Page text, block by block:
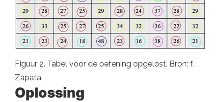
Figuur 2. Tabel voor de oefening opgelost. Bron: f.
Zapata.
Oplossing